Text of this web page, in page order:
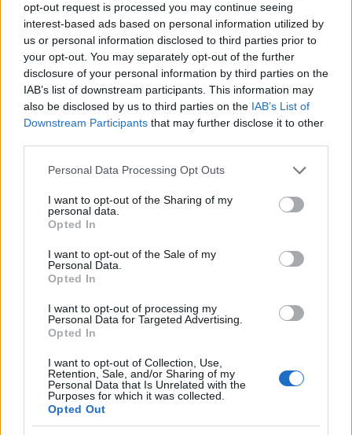
opt-out request is processed you may continue seeing
interest-based ads based on personal information utilized by
us or personal information disclosed to third parties prior to
your opt-out. You may separately opt-out of the further
disclosure of your personal information by third parties on the
IAB’s list of downstream participants. This information may
also be disclosed by us to third parties on the IAB’s List of
Downstream Participants that may further disclose it to other
Please note that this website/app uses one or more Google
not limited to your visit or usage behaviour. You may click to
grant or deny consent to Google and its third-party tags to
use your data for below specified purposes in below Google
consent section.
Personal Data Processing Opt Outs
I want to opt-out of the Sharing of my
personal data.
Opted In
I want to opt-out of the Sale of my
Personal Data.
Opted In
I want to opt-out of processing my
Personal Data for Targeted Advertising.
Opted In
I want to opt-out of Collection, Use,
Retention, Sale, and/or Sharing of my
Personal Data that Is Unrelated with the
Purposes for which it was collected.
Opted Out
fogja ugyanis piacra dobni az első újrahasznosított
anyagokból készült nyomtatott mágneseket. Saját
technológiájukat, a membrán segítette oldószeres
extrakcióval (MSX) dolgozzák meg az ORNL
mágneseit, hogy az elektronikus hulladékban
(merevlemezekben stb.) található ritka elemeket
újrahasznosíthassák vele. A Momentum
Technologies-t pontosan ezért alapították.
Hulladékok újrahasznosítása és a környezetvédelem
nyomtatásban, de eddig főként
műanyagpalackokkal, óceánok szemetével, és nem
elektronikus dolgokkal próbálkoztak.
Az így gyártott mágnesektől nemcsak azt várják el,
hogy elérjék, sőt túlszárnyalják a hagyományosak
teljesítményét, hanem azt is, hogy hulladék se
keletkezzen az NdFeB darabok előállításakor. Ha
beválik, óriási lépést tesznek, mert a fröccsöntéssel
és más eljárásokkal készített mágnesek előállítása
során a felhasznált anyagok 30-50 százaléka vész
kárba. Az új technológiát valószínűleg széles körben
elfogadják és alkalmazzák majd, és az eddigi
vélemények alapján túl sokáig nem is kell várni rá.